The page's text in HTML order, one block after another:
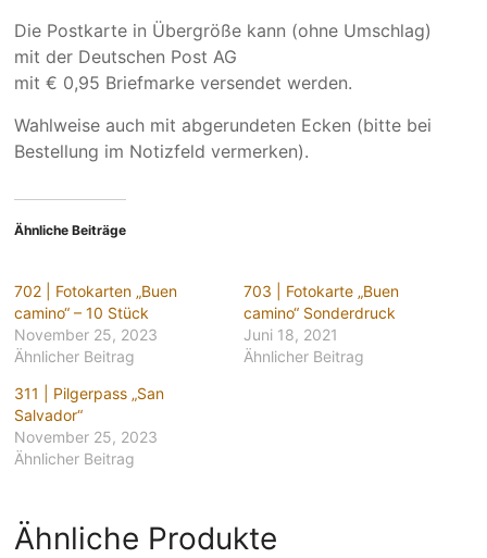
Die Postkarte in Übergröße kann (ohne Umschlag)
mit der Deutschen Post AG
mit € 0,95 Briefmarke versendet werden.
Wahlweise auch mit abgerundeten Ecken (bitte bei
Bestellung im Notizfeld vermerken).
Ähnliche Beiträge
702 | Fotokarten „Buen
camino“ – 10 Stück
November 25, 2023
Ähnlicher Beitrag
703 | Fotokarte „Buen
camino“ Sonderdruck
Juni 18, 2021
Ähnlicher Beitrag
311 | Pilgerpass „San
Salvador“
November 25, 2023
Ähnlicher Beitrag
Ähnliche Produkte